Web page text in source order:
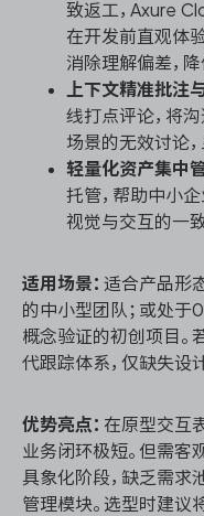
致返工，Axure
在开发前直观体
消除理解偏差，降
上下文精准批注
线打点评论，将
场景的无效讨论
轻量化资产集中管
托管，帮助中小
视觉与交互的一
适用场景： 适合产品形
的中小型团队；或处于
概念验证的初创项目。
代跟踪体系，仅缺失设
优势亮点： 在原型交互
业务闭环极短。但需客
具象化阶段，缺乏需求
管理模块。选型时建议